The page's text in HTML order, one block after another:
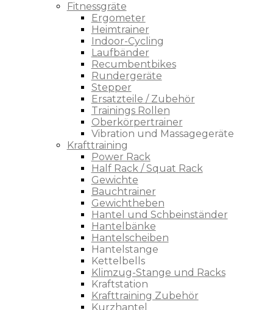
Fitnessgräte
Ergometer
Heimtrainer
Indoor-Cycling
Laufbänder
Recumbentbikes
Rundergeräte
Stepper
Ersatzteile / Zubehör
Trainings Rollen
Oberkörpertrainer
Vibration und Massagegeräte
Krafttraining
Power Rack
Half Rack / Squat Rack
Gewichte
Bauchtrainer
Gewichtheben
Hantel und Schbeinständer
Hantelbänke
Hantelscheiben
Hantelstange
Kettelbells
Klimzug-Stange und Racks
Kraftstation
Krafttraining Zubehör
Kurzhantel